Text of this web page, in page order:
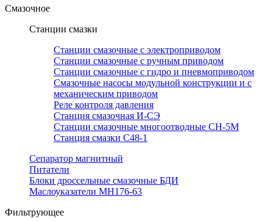
Смазочное
Станции смазки
Станции смазочные с электроприводом
Станции смазочные с ручным приводом
Станции смазочные с гидро и пневмоприводом
Смазочные насосы модульной конструкции и с
механическим приводом
Реле контроля давления
Станция смазочная И-СЭ
Станции смазочные многоотводные СН-5М
Станция смазки С48-1
Сепаратор магнитный
Питатели
Блоки дроссельные смазочные БДИ
Маслоуказатели МН176-63
Фильтрующее